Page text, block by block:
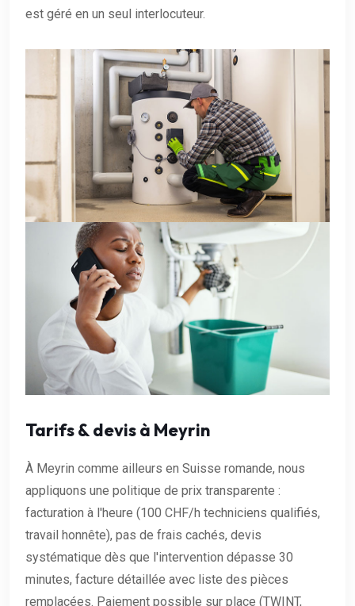
est géré en un seul interlocuteur.
Tarifs & devis à Meyrin
À Meyrin comme ailleurs en Suisse romande, nous
appliquons une politique de prix transparente :
facturation à l'heure (100 CHF/h techniciens qualifiés,
travail honnête), pas de frais cachés, devis
systématique dès que l'intervention dépasse 30
minutes, facture détaillée avec liste des pièces
remplacées. Paiement possible sur place (TWINT,